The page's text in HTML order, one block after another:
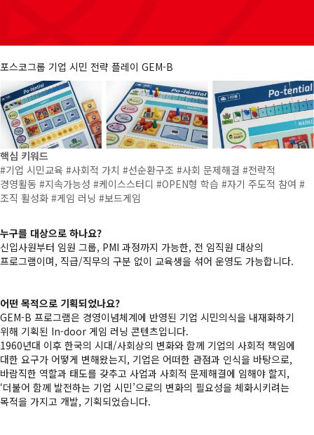
포스코그룹 기업 시민 전략 플레이 GEM-B
핵심 키워드
#기업 시민교육 #사회적 가치 #선순환구조 #사회 문제해결 #전략적
경영활동 #지속가능성 #케이스스터디 #OPEN형 학습 #자기 주도적 참여 #
조직 활성화 #게임 러닝 #보드게임
누구를 대상으로 하나요?
신입사원부터 임원 그룹, PMI 과정까지 가능한, 전 임직원 대상의
프로그램이며, 직급/직무의 구분 없이 교육생을 섞어 운영도 가능합니다.
어떤 목적으로 기획되었나요?
GEM-B 프로그램은 경영이념체계에 반영된 기업 시민의식을 내재화하기
위해 기획된 In-door 게임 러닝 콘텐츠입니다.
1960년대 이후 한국의 시대/사회상의 변화와 함께 기업의 사회적 책임에
대한 요구가 어떻게 변해왔는지, 기업은 어떠한 관점과 인식을 바탕으로,
바람직한 역할과 태도를 갖추고 사업과 사회적 문제해결에 임해야 할지,
‘더불어 함께 발전하는 기업 시민’으로의 변화의 필요성을 체화시키려는
목적을 가지고 개발, 기획되었습니다.